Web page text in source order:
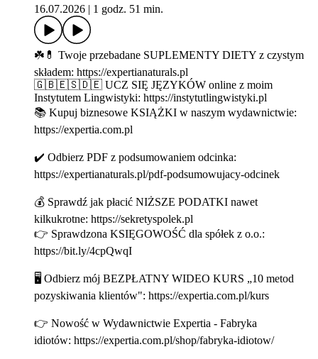
16.07.2026
1 godz. 51 min.
☘️💊 Twoje przebadane SUPLEMENTY DIETY z czystym
składem: https://expertianaturals.pl
🇬🇧🇪🇸🇩🇪 UCZ SIĘ JĘZYKÓW online z moim
Instytutem Lingwistyki: https://instytutlingwistyki.pl
📚 Kupuj biznesowe KSIĄŻKI w naszym wydawnictwie:
https://expertia.com.pl
✔️ Odbierz PDF z podsumowaniem odcinka:
https://expertianaturals.pl/pdf-podsumowujacy-odcinek
💰 Sprawdź jak płacić NIŻSZE PODATKI nawet
kilkukrotne: https://sekretyspolek.pl
👉 Sprawdzona KSIĘGOWOŚĆ dla spółek z o.o.:
https://bit.ly/4cpQwqI
🖥 Odbierz mój BEZPŁATNY WIDEO KURS „10 metod
pozyskiwania klientów": https://expertia.com.pl/kurs
👉 Nowość w Wydawnictwie Expertia - Fabryka
idiotów: https://expertia.com.pl/shop/fabryka-idiotow/